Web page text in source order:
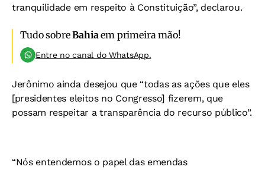
tranquilidade em respeito à Constituição”, declarou.
Tudo sobreBahiaem primeira mão!
Entre no canal do WhatsApp.
Jerônimo ainda desejou que “todas as ações que eles
[presidentes eleitos no Congresso] fizerem, que
possam respeitar a transparência do recurso público”.
“Nós entendemos o papel das emendas